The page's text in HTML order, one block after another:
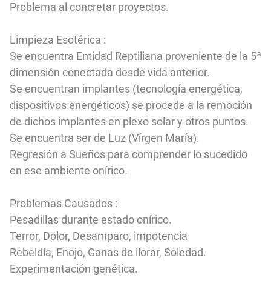
Problema al concretar proyectos.
Limpieza Esotérica :
Se encuentra Entidad Reptiliana proveniente de la 5ª
dimensión conectada desde vida anterior.
Se encuentran implantes (tecnología energética,
dispositivos energéticos) se procede a la remoción
de dichos implantes en plexo solar y otros puntos.
Se encuentra ser de Luz (Vírgen María).
Regresión a Sueños para comprender lo sucedido
en ese ambiente onírico.
Problemas Causados :
Pesadillas durante estado onírico.
Terror, Dolor, Desamparo, impotencia
Rebeldía, Enojo, Ganas de llorar, Soledad.
Experimentación genética.